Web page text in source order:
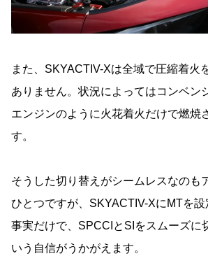
また、SKYACTIV-Xは全域で圧縮着火
ありません。状況によってはコンベン
エンジンのように火花着火だけで燃焼
す。
そうした切り替えがシームレスなのも
ひとつですが、SKYACTIV-XにMTを設
事実だけで、SPCCIとSIをスムーズに
いう自信がうかがえます。